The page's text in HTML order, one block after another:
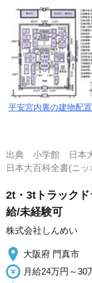
平安宮内裏の建物配置
出典 小学館 日本
日本大百科全書(ニ
2t・3tトラック
給/未経験可
株式会社しんめい
大阪府 門真市
月給24万円～30